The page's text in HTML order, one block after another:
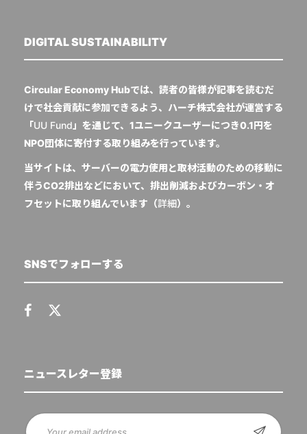
DIGITAL SUSTAINABILITY
Circular Economy Hubでは、読者の皆様が記事を読むだ
けで社会貢献に参加できるよう、ハーチ株式会社が運営する
「UU Fund 」を通じて、1ユニークユーザーにつき0.1円を
NPO団体に寄付する取り組みを行っています。
当サイトは、サーバーの電力使用と取材活動のための移動に
伴うCO2排出などにおいて、排出削減およびカーボン・オ
フセットに取り組んでいます（詳細）。
SNSでフォローする
ニュースレター登録